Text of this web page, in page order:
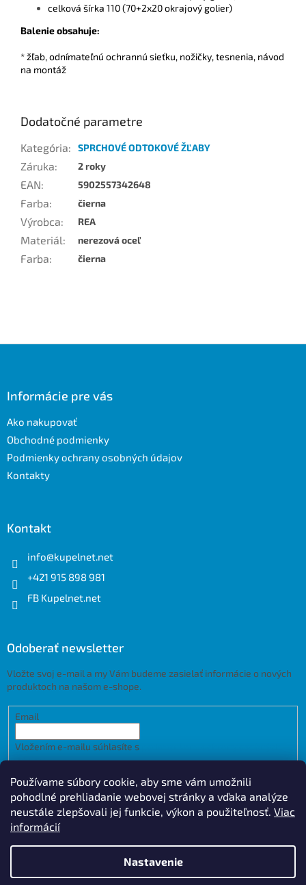
Používame súbory cookie, aby sme vám umožnili
pohodlné prehliadanie webovej stránky a vďaka analýze
neustále zlepšovali jej funkcie, výkon a použiteľnosť. Viac
informácií
Nastavenie
celková šírka 110 (70+2x20 okrajový golier)
Balenie obsahuje:
* žľab, odnímateľnú ochrannú sieťku, nožičky, tesnenia, návod
na montáž
Dodatočné parametre
Kategória: SPRCHOVÉ ODTOKOVÉ ŽĽABY
Záruka: 2 roky
EAN: 5902557342648
Farba: čierna
Výrobca: REA
Materiál: nerezová oceľ
Farba: čierna
Informácie pre vás
Ako nakupovať
Obchodné podmienky
Podmienky ochrany osobných údajov
Kontakty
Kontakt
info@kupelnet.net
+421 915 898 981
FB Kupelnet.net
Odoberať newsletter
Vložte svoj e-mail a my Vám budeme zasielať informácie o nových
produktoch na našom e-shope.
Email
Vložením e-mailu súhlasíte s
údajov
PRIHLÁSIŤ SA